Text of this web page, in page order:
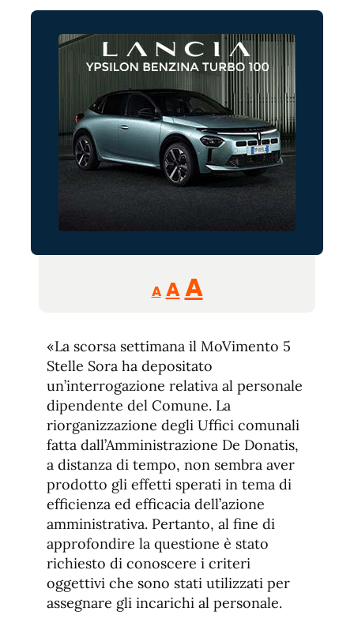
A
Reducir
tamaño
A Restablecer
de
fuente
AAumentar
de
fuente.
«La scorsa settimana il MoVimento 5
Stelle Sora ha depositato
un’interrogazione relativa al personale
dipendente del Comune. La
riorganizzazione degli Uffici comunali
fatta dall’Amministrazione De Donatis,
a distanza di tempo, non sembra aver
prodotto gli effetti sperati in tema di
efficienza ed efficacia dell’azione
amministrativa. Pertanto, al fine di
approfondire la questione è stato
richiesto di conoscere i criteri
oggettivi che sono stati utilizzati per
assegnare gli incarichi al personale.